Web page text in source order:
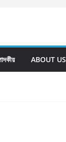
ABOUT US